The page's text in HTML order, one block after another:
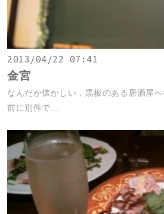
2013/04/22 07:41
金宮
なんだか懐かしい，黒板のある居酒屋
前に別件で...